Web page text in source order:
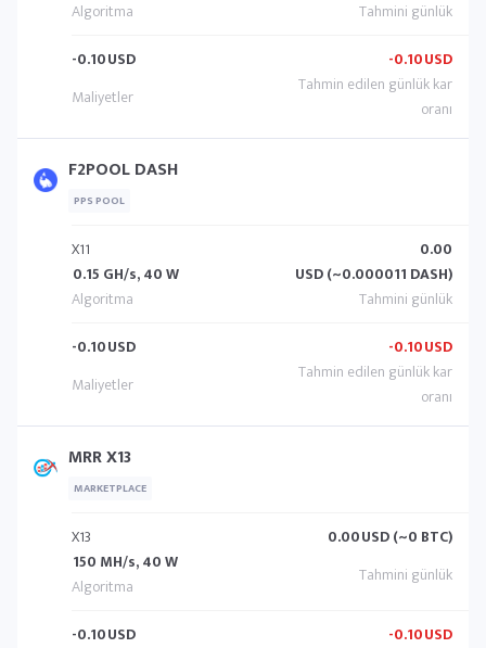
-0.10USD -0.10USD
F2POOL DASH
PPS POOL
X11
0.15 GH/s, 40 W
0.00
USD (~0.000011 DASH)
-0.10USD -0.10USD
MRR X13
MARKETPLACE
X13
150 MH/s, 40 W
0.00USD (~0 BTC)
-0.10USD -0.10USD